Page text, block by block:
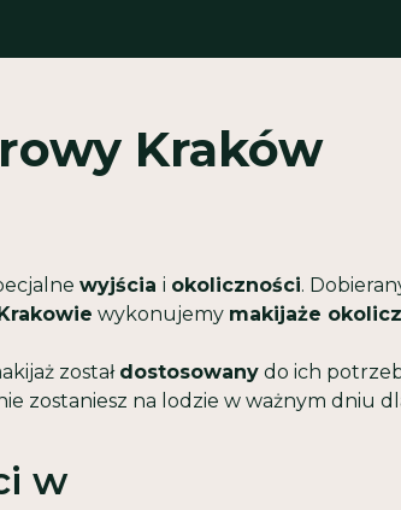
Kraków
wyjścia i okoliczności.
wykonujemy makijaże
został dostosowany do ich
zostaniesz na lodzie w ważnym dniu
w